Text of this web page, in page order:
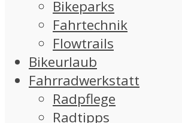
Bikeparks
Fahrtechnik
Flowtrails
Bikeurlaub
Fahrradwerkstatt
Radpflege
Radtipps